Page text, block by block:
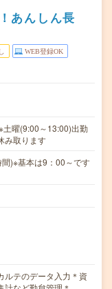
あんしん長
WEB登録OK
曜(9:00～13:00)出勤
み取ります
)※基本は9：00～です
ルテのデータ入力＊資